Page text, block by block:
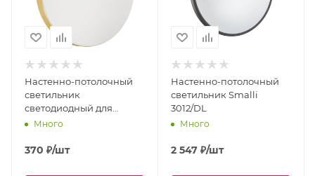
Настенно-потолочный
светильник
светодиодный для
ванной Smalli 3066/AL
Много
370 ₽/шт
Настенно-потолочный
светильник Smalli
3012/DL
Много
2 547 ₽/шт